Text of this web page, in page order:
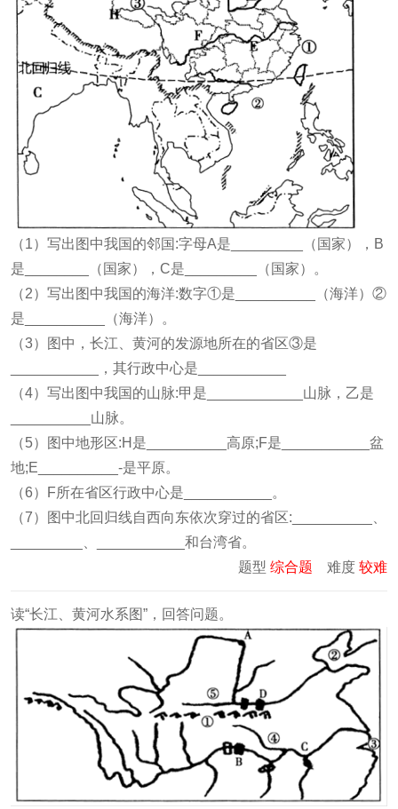
（1）写出图中我国的邻国:字母A是_________（国家），B
是________（国家），C是_________（国家）。
（2）写出图中我国的海洋:数字①是__________（海洋）②
是__________（海洋）。
（3）图中，长江、黄河的发源地所在的省区③是
___________，其行政中心是___________
（4）写出图中我国的山脉:甲是____________山脉，乙是
__________山脉。
（5）图中地形区:H是__________高原;F是___________盆
地;E__________-是平原。
（6）F所在省区行政中心是___________。
（7）图中北回归线自西向东依次穿过的省区:__________、
_________、___________和台湾省。
题型 综合题 难度 较难
读“长江、黄河水系图”，回答问题。